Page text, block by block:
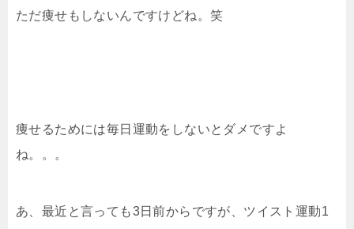
ただ痩せもしないんですけどね。笑
痩せるためには毎日運動をしないとダメですよ
ね。。。
あ、最近と言っても3日前からですが、ツイスト運動1